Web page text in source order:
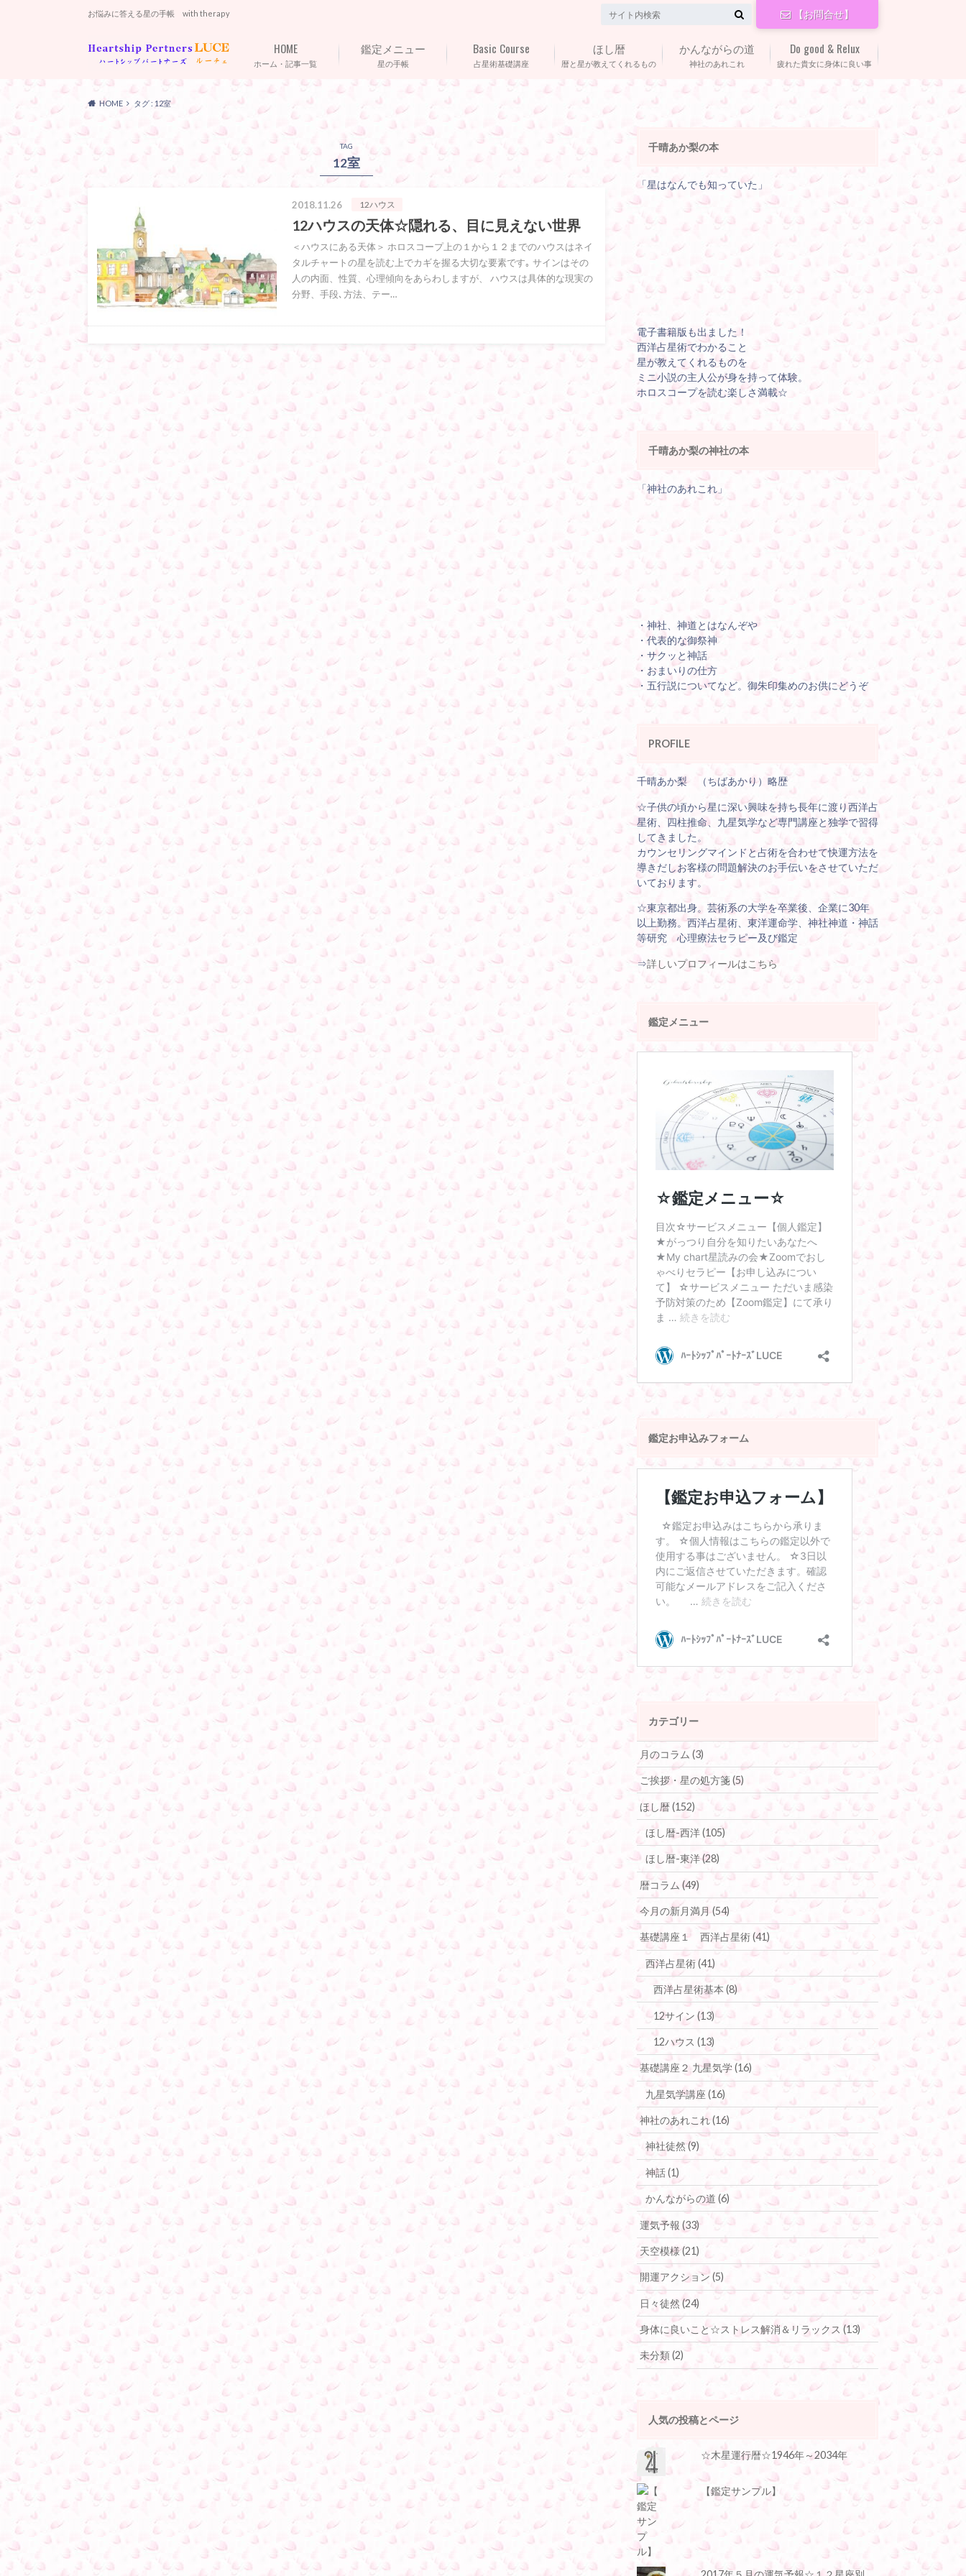
お悩みに答える星の手帳 with therapy 【お問合せ】
ホーム・記事一覧
HOME
星の手帳
鑑定メニュー
占星術基礎講座
Basic Course
暦と星が教えてくれるもの
ほし暦
神社のあれこれ
かんながらの道
疲れた貴女に身体に良い事
Do good & Relux
HOME タグ : 12室
TAG
12室
2018.11.26 12ハウス
12ハウスの天体☆隠れる、目に見えない世界
＜ハウスにある天体＞ ホロスコープ上の１から１２までのハウスはネイ
タルチャートの星を読む上でカギを握る大切な要素です｡ サインはその
人の内面、性質、心理傾向をあらわしますが、 ハウスは具体的な現実の
分野、手段､方法、テー…
千晴あか梨の本
「星はなんでも知っていた」
電子書籍版も出ました！
西洋占星術でわかること
星が教えてくれるものを
ミニ小説の主人公が身を持って体験。
ホロスコープを読む楽しさ満載☆
千晴あか梨の神社の本
「神社のあれこれ」
・神社、神道とはなんぞや
・代表的な御祭神
・サクッと神話
・おまいりの仕方
・五行説についてなど。御朱印集めのお供にどうぞ
PROFILE
千晴あか梨 （ちばあかり）略歴
☆子供の頃から星に深い興味を持ち長年に渡り西洋占
星術、四柱推命、九星気学など専門講座と独学で習得
してきました。
カウンセリングマインドと占術を合わせて快運方法を
導きだしお客様の問題解決のお手伝いをさせていただ
いております。
☆東京都出身。芸術系の大学を卒業後、企業に30年
以上勤務。西洋占星術、東洋運命学、神社神道・神話
等研究 心理療法セラピー及び鑑定
⇒詳しいプロフィールはこちら
鑑定メニュー
鑑定お申込みフォーム
カテゴリー
月のコラム(3)
ご挨拶・星の処方箋(5)
ほし暦(152)
ほし暦-西洋(105)
ほし暦-東洋(28)
暦コラム(49)
今月の新月満月(54)
基礎講座１ 西洋占星術(41)
西洋占星術(41)
西洋占星術基本(8)
12サイン(13)
12ハウス(13)
基礎講座２ 九星気学(16)
九星気学講座 (16)
神社のあれこれ(16)
神社徒然(9)
神話(1)
かんながらの道 (6)
運気予報(33)
天空模様(21)
開運アクション(5)
日々徒然(24)
身体に良いこと☆ストレス解消＆リラックス(13)
未分類(2)
人気の投稿とページ
☆木星運行暦☆1946年～2034年
【鑑定サンプル】